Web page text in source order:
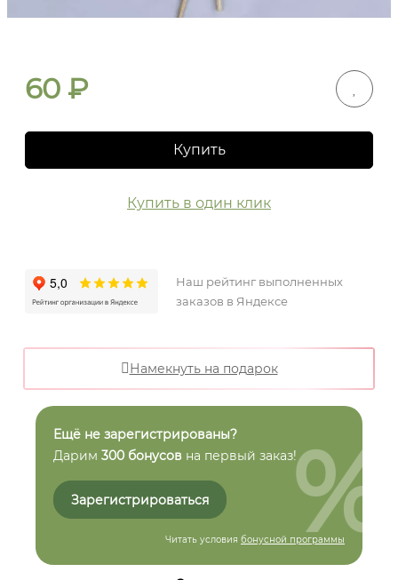
60 ₽
Купить
Купить в один клик
Наш рейтинг выполненных
заказов в Яндексе
Намекнуть на подарок
Ещё не зарегистрированы?
Дарим 300 бонусов на первый заказ!
Зарегистрироваться
Читать условия бонусной программы
%